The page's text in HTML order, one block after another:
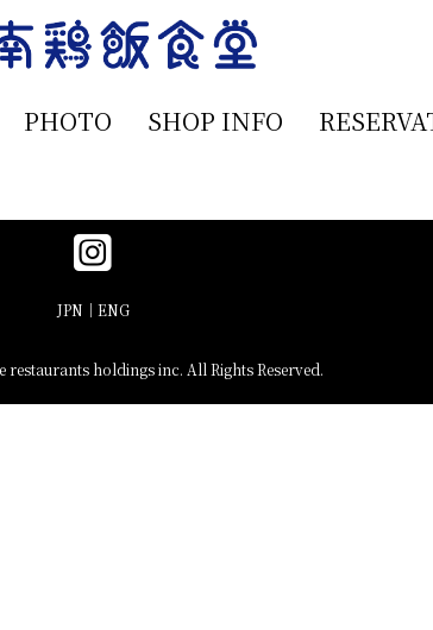
PHOTO SHOP INFO
JPN ENG
restaurants holdings inc. All Rights Reserved.